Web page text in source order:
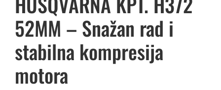
52MM – Snažan rad i
stabilna kompresija
motora